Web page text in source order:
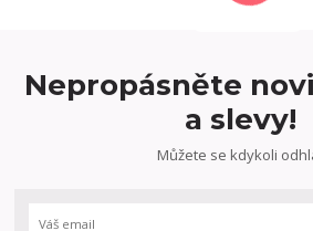
Nepropásněte
a slevy!
Můžete se kdykoli